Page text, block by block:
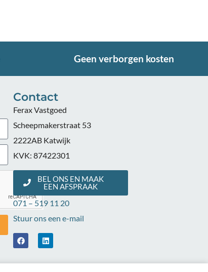
Geen verborgen kosten
Contact
Ferax Vastgoed
Scheepmakerstraat 53
2222AB Katwijk
KVK: 87422301
BEL ONS EN MAAK
EEN AFSPRAAK
071 – 519 11 20
Stuur ons een e-mail